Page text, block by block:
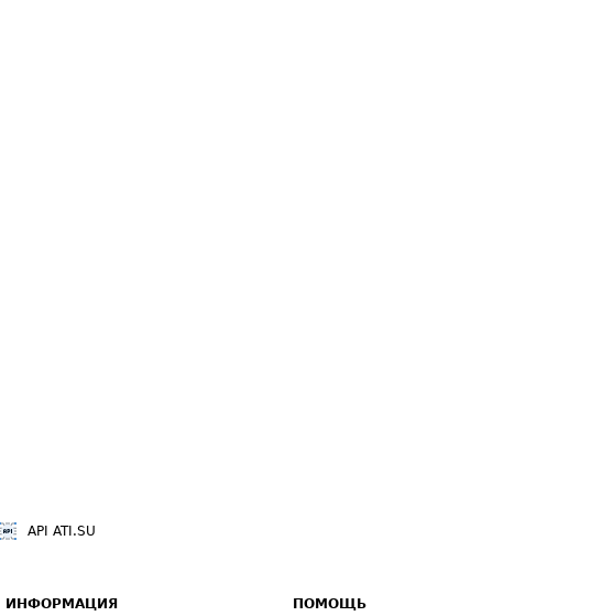
API ATI.SU
ИНФОРМАЦИЯ ПОМОЩЬ